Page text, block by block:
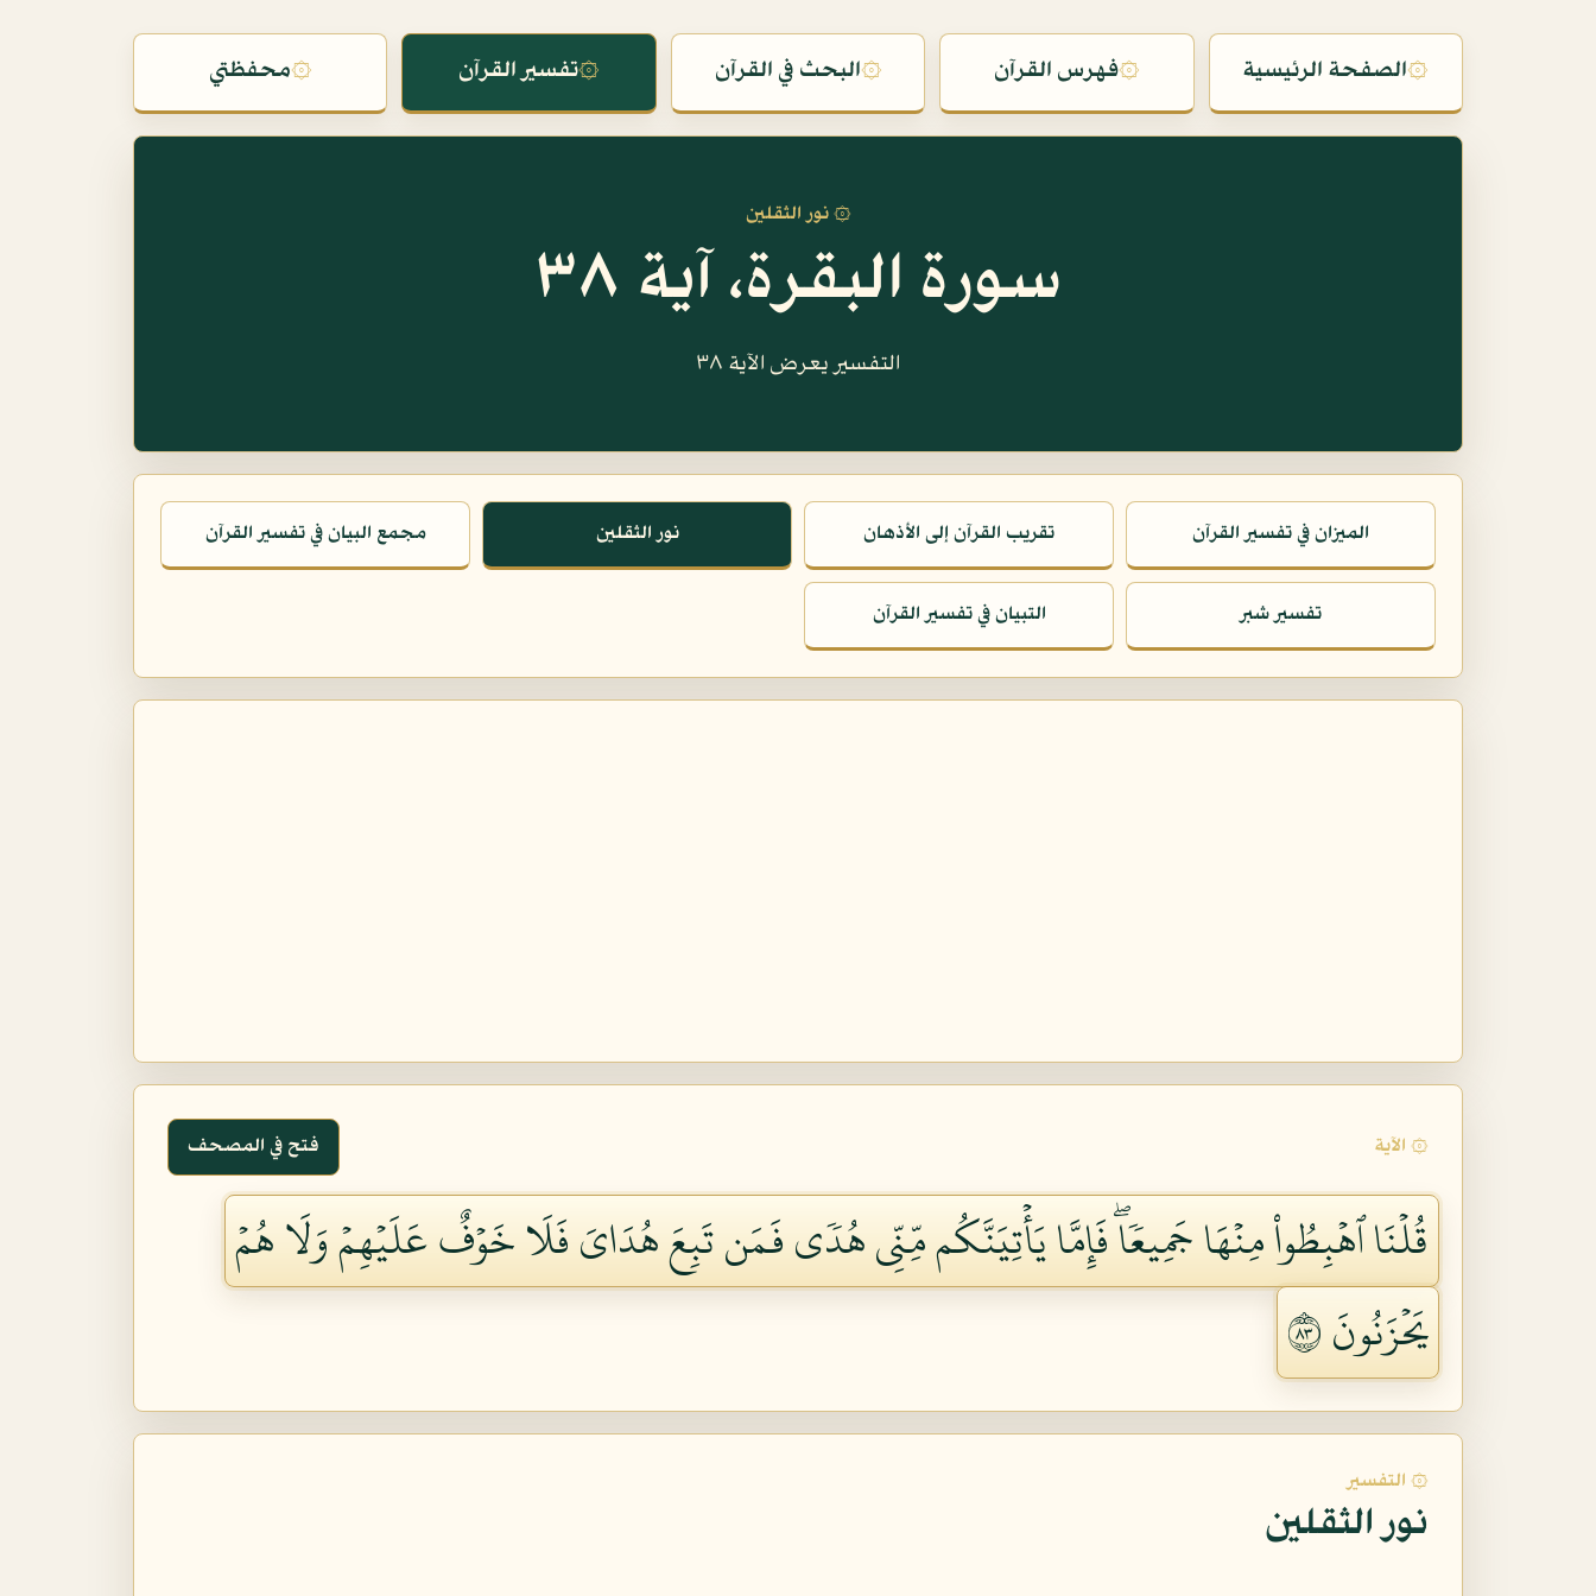
۞الصفحة الرئيسية ۞فهرس القرآن ۞البحث في القرآن ۞تفسير القرآن ۞محفظتي
۞ نور الثقلين
سورة البقرة، آية ٣٨
التفسير يعرض الآية ٣٨
الميزان في تفسير القرآن تقريب القرآن إلى الأذهان نور الثقلين مجمع البيان في تفسير القرآن
تفسير شبر التبيان في تفسير القرآن
۞ الآية فتح في المصحف
قُلۡنَا ٱهۡبِطُواْ مِنۡهَا جَمِيعٗاۖ فَإِمَّا يَأۡتِيَنَّكُم مِّنِّي هُدٗى فَمَن تَبِعَ هُدَايَ فَلَا خَوۡفٌ عَلَيۡهِمۡ وَلَا هُمۡ
يَحۡزَنُونَ ٣٨
۞ التفسير
نور الثقلين